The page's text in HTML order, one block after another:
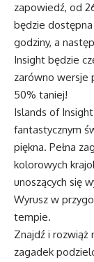
zapowiedź, od
będzie
godziny, a
Insight będzie
zarówno wersje
50% taniej!
Islands of
fantastycznym
piękna. Pełna
kolorowych
unoszących się
Wyrusz w
tempie.
Znajdź i rozwiąż
zagadek